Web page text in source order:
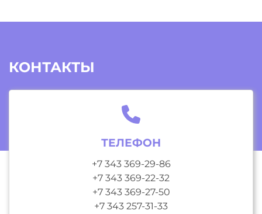
КОНТАКТЫ
ТЕЛЕФОН
+7 343 369-29-86
+7 343 369-22-32
+7 343 369-27-50
+7 343 257-31-33